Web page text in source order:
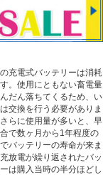
充電式バッテリーは消耗
。使用にともない畜電量
だん落ちてくるため、い
交換を行う必要がありま
らに使用量が多いと、早
で数ヶ月から1年程度の
バッテリーの寿命が来ま
放電が繰り返されたバッ
は購入当時の半分ほどし